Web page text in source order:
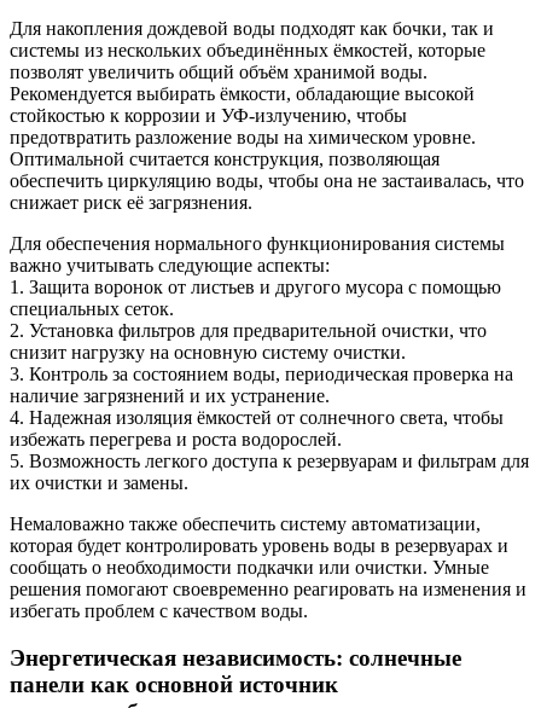
Для накопления дождевой воды подходят как бочки, так и
системы из нескольких объединённых ёмкостей, которые
позволят увеличить общий объём хранимой воды.
Рекомендуется выбирать ёмкости, обладающие высокой
стойкостью к коррозии и УФ-излучению, чтобы
предотвратить разложение воды на химическом уровне.
Оптимальной считается конструкция, позволяющая
обеспечить циркуляцию воды, чтобы она не застаивалась, что
снижает риск её загрязнения.
Для обеспечения нормального функционирования системы
важно учитывать следующие аспекты:
1. Защита воронок от листьев и другого мусора с помощью
специальных сеток.
2. Установка фильтров для предварительной очистки, что
снизит нагрузку на основную систему очистки.
3. Контроль за состоянием воды, периодическая проверка на
наличие загрязнений и их устранение.
4. Надежная изоляция ёмкостей от солнечного света, чтобы
избежать перегрева и роста водорослей.
5. Возможность легкого доступа к резервуарам и фильтрам для
их очистки и замены.
Немаловажно также обеспечить систему автоматизации,
которая будет контролировать уровень воды в резервуарах и
сообщать о необходимости подкачки или очистки. Умные
решения помогают своевременно реагировать на изменения и
избегать проблем с качеством воды.
Энергетическая независимость: солнечные
панели как основной источник